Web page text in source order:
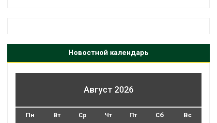
Новостной календарь
Август 2026
Пн Вт Ср Чт Пт Сб Вс